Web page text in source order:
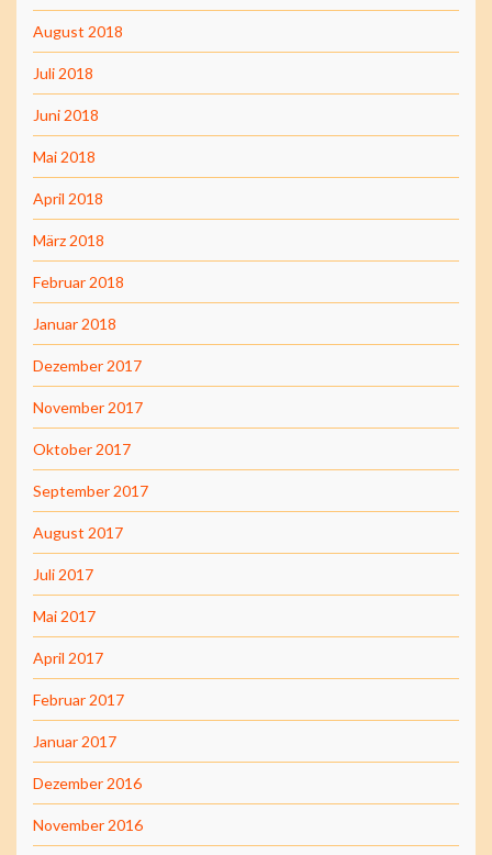
August 2018
Juli 2018
Juni 2018
Mai 2018
April 2018
März 2018
Februar 2018
Januar 2018
Dezember 2017
November 2017
Oktober 2017
September 2017
August 2017
Juli 2017
Mai 2017
April 2017
Februar 2017
Januar 2017
Dezember 2016
November 2016